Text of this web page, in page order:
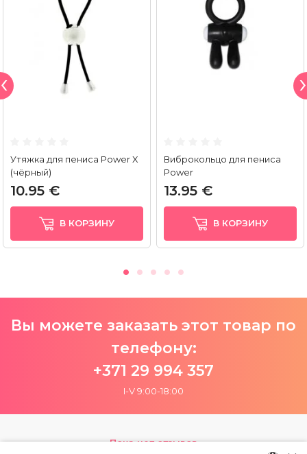
Утяжка для пениса Power X
(чёрный)
10.95 €
В КОРЗИНУ
Виброкольцо для пениса
Power
13.95 €
В КОРЗИНУ
Вы можете заказать этот товар по
телефону:
+371 29 994 357
I-V 9:00-18:00
Пока нет отзывов